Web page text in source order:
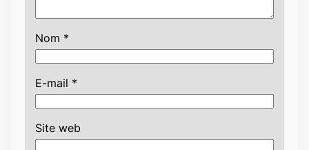
Nom *
E-mail *
Site web